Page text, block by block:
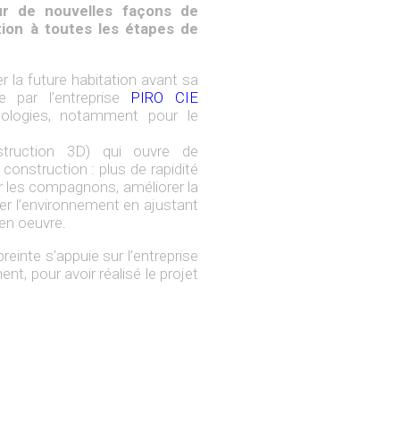
de nouvelles façons de
à toutes les étapes de
la future habitation avant sa
par l’entreprise PIRO CIE
notamment pour le
3D) qui ouvre de
: plus de rapidité
les compagnons, améliorer la
l’environnement en ajustant
oeuvre.
s’appuie sur l’entreprise
pour avoir réalisé le projet